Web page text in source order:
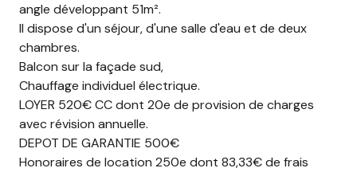
angle développant 51m².
Il dispose d'un séjour, d'une salle d'eau et de deux
chambres.
Balcon sur la façade sud,
Chauffage individuel électrique.
LOYER 520€ CC dont 20e de provision de charges
avec révision annuelle.
DEPOT DE GARANTIE 500€
Honoraires de location 250e dont 83,33€ de frais